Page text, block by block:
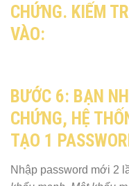
CHỨNG. KIẾM
VÀO:
BƯỚC 6: BẠN
CHỨNG, HỆ
TẠO 1
Nhập password mới 2